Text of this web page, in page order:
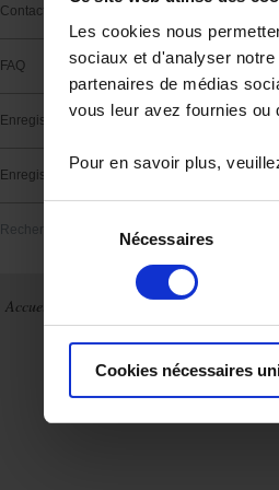
Les cookies nous
sociaux et d'analyser
partenaires de médias
vous leur avez fournies
Pour en savoir plus,
consentement
Nécessaires
Cookies nécessaires
Contact support
FAQ
Enregistrer un produit
Enregistrez un logiciel
Rechercher
Accueil Actualités
France
International
Archives
Qui sommes-